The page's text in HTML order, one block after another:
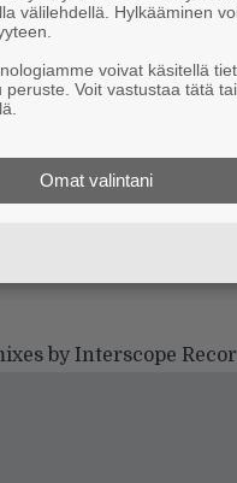
Woods . Onkohan
by Interscope
välilehdellä. Hylkääminen
voivat käsitellä
peruste. Voit vastustaa tätä
Omat valintani